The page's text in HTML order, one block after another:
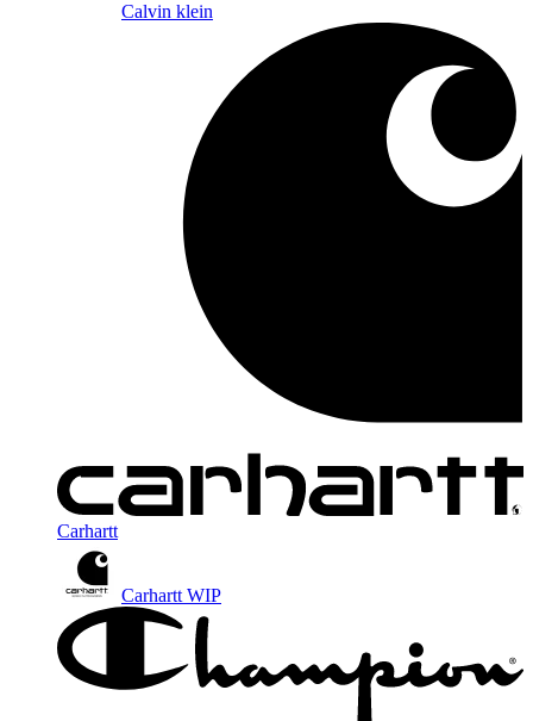
Calvin klein
Carhartt
Carhartt WIP